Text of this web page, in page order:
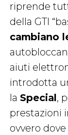
riprende
della GTI
cambiano
aiuti
introdotta
la Special ,
prestazioni
ovvero